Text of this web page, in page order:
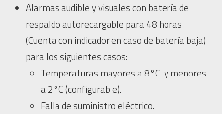
Alarmas audible y visuales con batería de
respaldo autorecargable para 48 horas
(Cuenta con indicador en caso de batería baja)
para los siguientes casos:
Temperaturas mayores a 8°C y menores
a 2°C (configurable).
Falla de suministro eléctrico.